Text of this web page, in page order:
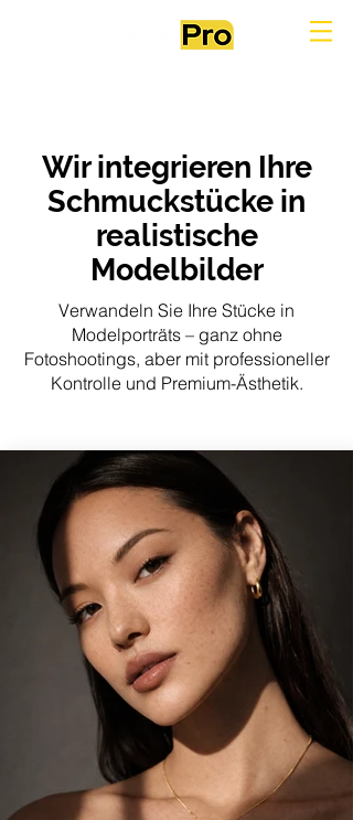
Wir integrieren Ihre
Schmuckstücke in
realistische
Modelbilder
Verwandeln Sie Ihre Stücke in
Modelporträts – ganz ohne
Fotoshootings, aber mit professioneller
Kontrolle und Premium-Ästhetik.